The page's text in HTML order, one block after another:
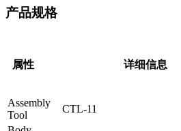
产品规格
属性 详细信息
Assembly
Tool
CTL-11